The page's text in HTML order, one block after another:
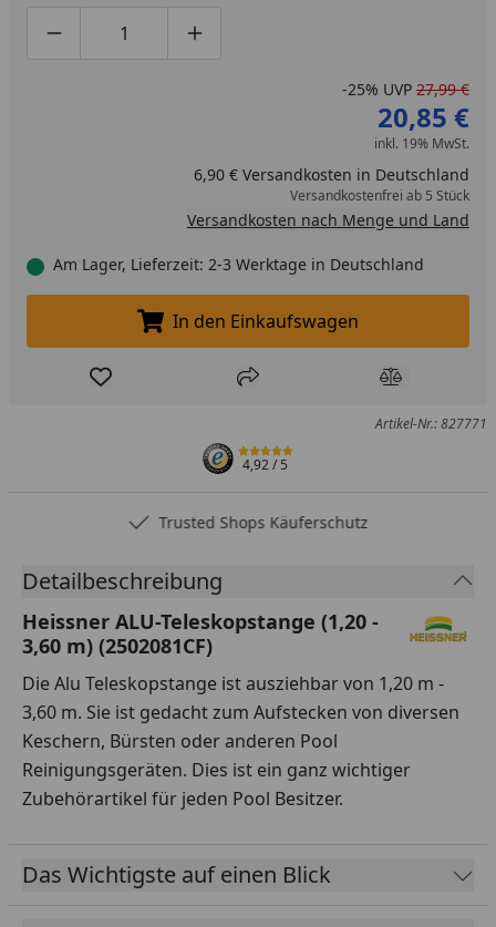
Produktmenge um eins verringern
Produktmenge manuell eingeben
Produktmenge um eins erhöhen
-25% UVP 27,99 €
20,85 €
inkl. 19% MwSt.
6,90 € Versandkosten in Deutschland
Versandkostenfrei ab 5 Stück
Versandkosten nach Menge und Land
Am Lager, Lieferzeit: 2-3 Werktage in Deutschland
In den Einkaufswagen legen
In den Einkaufswagen
Produkt zur Wunschliste hinzufügen
Teilen Produkt
Artikel-Nr.: 827771
4,92/ 5
Trusted Shops Käuferschutz
Detailbeschreibung
Heissner ALU-Teleskopstange (1,20 -
3,60 m) (2502081CF)
Die Alu Teleskopstange ist ausziehbar von 1,20 m -
3,60 m. Sie ist gedacht zum Aufstecken von diversen
Keschern, Bürsten oder anderen Pool
Reinigungsgeräten. Dies ist ein ganz wichtiger
Zubehörartikel für jeden Pool Besitzer.
Das Wichtigste auf einen Blick